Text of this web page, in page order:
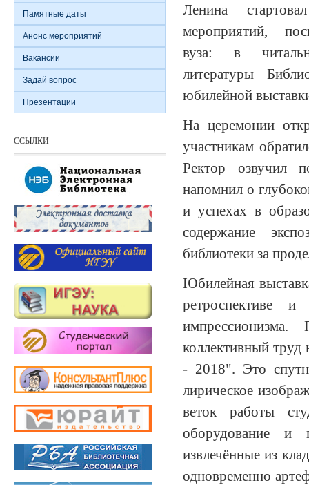
Ленина
мероприятий,
вуза: в
литературы
юбилейной
На церемонии
участникам
Ректор озвучил
напомнил о
и успехах в
содержание
библиотеки за
Юбилейная
ретроспективе
коллективный
- 2018". Это
лирическое
веток работы
оборудование и
извлечённые из
одновременно
Памятные даты
Анонс мероприятий
Вакансии
Задай вопрос
Презентации
ССЫЛКИ